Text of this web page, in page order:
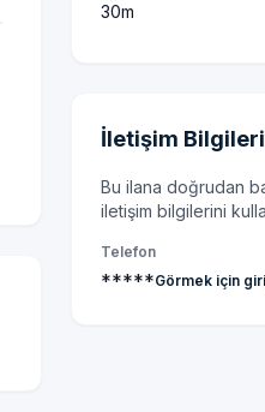
30m
İletişim Bilgileri
Bu ilana doğrudan
iletişim bilgilerini
Telefon
*****Görmek için